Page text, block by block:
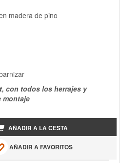
madera de pino
con todos los herrajes y
montaje
AÑADIR A LA CESTA
AÑADIR A FAVORITOS